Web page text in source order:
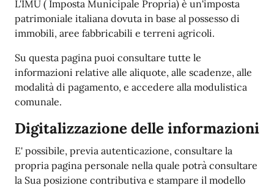
L'IMU ( Imposta Municipale Propria) è un'imposta
patrimoniale italiana dovuta in base al possesso di
immobili, aree fabbricabili e terreni agricoli.
Su questa pagina puoi consultare tutte le
informazioni relative alle aliquote, alle scadenze, alle
modalità di pagamento, e accedere alla modulistica
comunale.
Digitalizzazione delle informazioni
E' possibile, previa autenticazione, consultare la
propria pagina personale nella quale potrà consultare
la Sua posizione contributiva e stampare il modello